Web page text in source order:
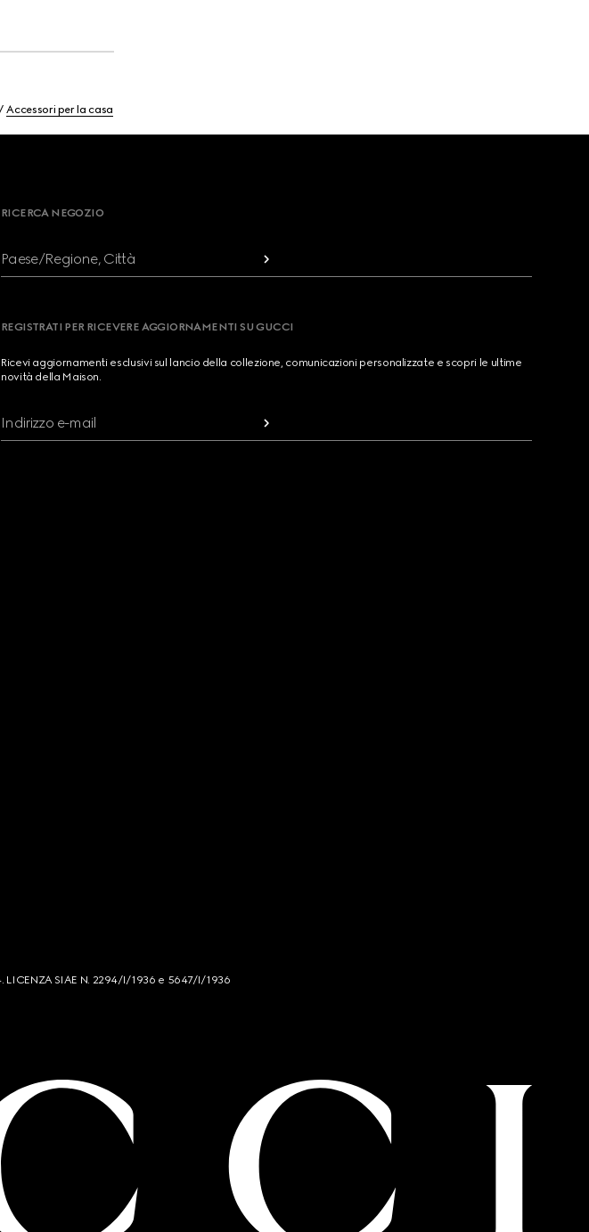
Accessori per la casa
RICERCA NEGOZIO
Paese/Regione, Città
REGISTRATI PER RICEVERE AGGIORNAMENTI SU GUCCI
Ricevi aggiornamenti esclusivi sul lancio della collezione, comunicazioni personalizzate e scopri le ultime
novità della Maison.
Indirizzo e-mail
LICENZA SIAE N. 2294/I/1936 e 5647/I/1936